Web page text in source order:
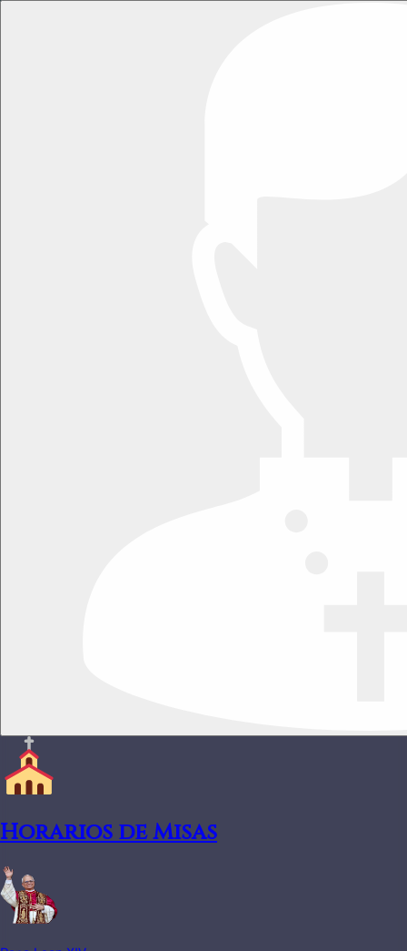
Horarios de Misas